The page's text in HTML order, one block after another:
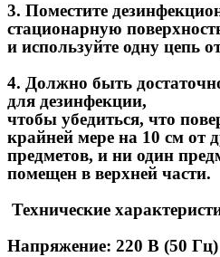
3. Поместите
стационарную
и используйте одну цепь
4. Должно быть
для дезинфекции,
чтобы убедиться, что
крайней мере на 10 см от
предметов, и ни один
помещен в верхней части.
Технические
Напряжение: 220 В (50 Гц)